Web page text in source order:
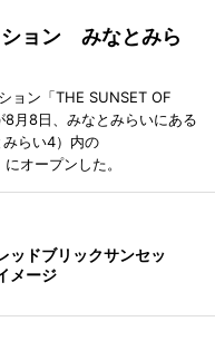
ション みなとみら
ョン「THE SUNSET OF
月8日、みなとみらいにある
らい4）内の
オープンした。
ッドブリックサンセッ
メージ